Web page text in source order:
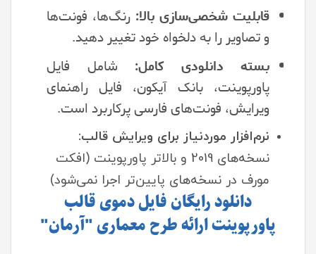
قابلیت شخصی‌سازی بالا: رنگ‌ها، فونت‌ها
و تصاویر را به دلخواه خود تغییر دهید.
بسته دانلودی کامل: شامل فایل
پاورپوینت، بانک آیکون، فایل راهنمای
ویرایش، فونت‌های فارسی پرکاربرد است.
نرم‌افزار موردنیاز برای ویرایش قالب:
نسخه‌های 2019 و بالاتر پاورپوینت (افکت
مورف در نسخه‌های پایین‌تر اجرا نمی‌شود)
دانلود رایگان فایل دموی قالب
پاورپوینت ارائه طرح معماری "آرمان"